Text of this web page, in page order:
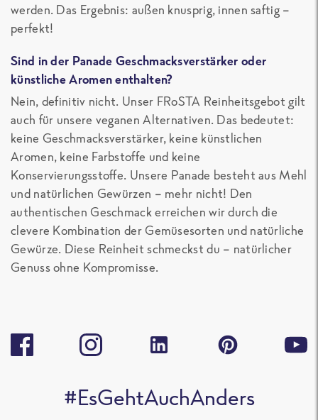
werden. Das Ergebnis: außen knusprig, innen saftig –
perfekt!
Sind in der Panade Geschmacksverstärker oder
künstliche Aromen enthalten?
Nein, definitiv nicht. Unser FRoSTA Reinheitsgebot gilt
auch für unsere veganen Alternativen. Das bedeutet:
keine Geschmacksverstärker, keine künstlichen
Aromen, keine Farbstoffe und keine
Konservierungsstoffe. Unsere Panade besteht aus Mehl
und natürlichen Gewürzen – mehr nicht! Den
authentischen Geschmack erreichen wir durch die
clevere Kombination der Gemüsesorten und natürliche
Gewürze. Diese Reinheit schmeckst du – natürlicher
Genuss ohne Kompromisse.
#EsGehtAuchAnders